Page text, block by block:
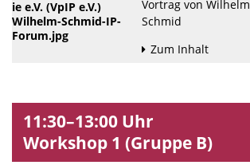
Vortrag von Wilhelm
Schmid
Zum Inhalt
11:30–13:00 Uhr
Workshop 1 (Gruppe B)